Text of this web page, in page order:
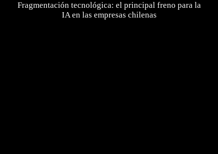
Fragmentación tecnológica: el principal freno para la
IA en las empresas chilenas